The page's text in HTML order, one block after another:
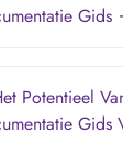
Gids
Potentieel
Gids